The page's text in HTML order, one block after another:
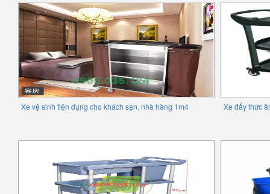
Xe vệ sinh tiện dụng cho khách sạn, nhà hàng 1m4 Xe đẩy thức